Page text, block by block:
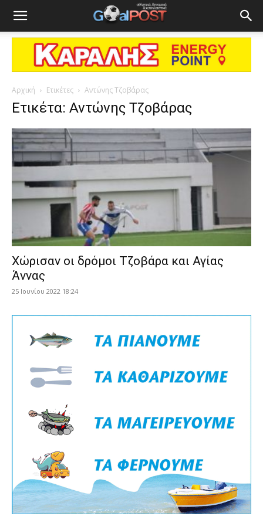
Αρχική Ετικέτες Αντώνης Τζοβάρας
Ετικέτα: Αντώνης Τζοβάρας
Χώρισαν οι δρόμοι Τζοβάρα και Αγίας
Άννας
25 Ιουνίου 2022 18:24